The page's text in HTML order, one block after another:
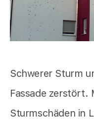
Schwerer Sturm
Fassade zerstört.
Sturmschäden in